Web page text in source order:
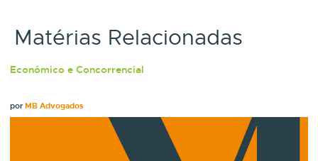
Matérias Relacionadas
Econômico e Concorrencial
porMB Advogados